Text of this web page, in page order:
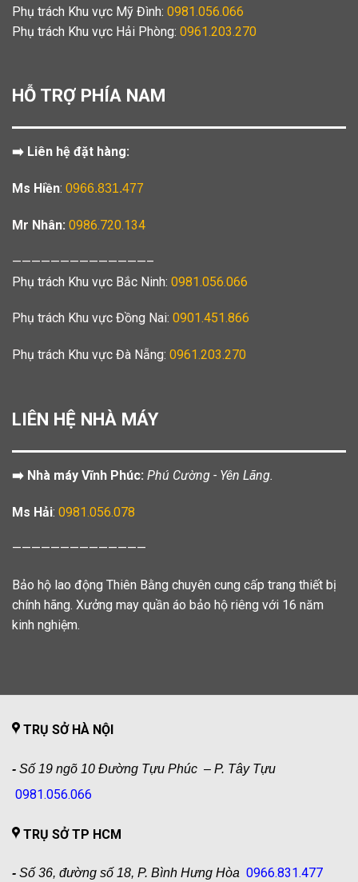
Phụ trách Khu vực Mỹ Đình: 0981.056.066
Phụ trách Khu vực Hải Phòng: 0961.203.270
HỖ TRỢ PHÍA NAM
➡️ Liên hệ đặt hàng:
Ms Hiền: 0966.831.477
Mr Nhân: 0986.720.134
——————————————–
Phụ trách Khu vực Bắc Ninh: 0981.056.066
Phụ trách Khu vực Đồng Nai: 0901.451.866
Phụ trách Khu vực Đà Nẵng: 0961.203.270
LIÊN HỆ NHÀ MÁY
➡️ Nhà máy Vĩnh Phúc: Phú Cường - Yên Lãng.
Ms Hải: 0981.056.078
——————————————
Bảo hộ lao động Thiên Bằng chuyên cung cấp trang thiết bị
chính hãng. Xưởng may quần áo bảo hộ riêng với 16 năm
kinh nghiệm.
TRỤ SỞ HÀ NỘI
- Số 19 ngõ 10 Đường Tựu Phúc – P. Tây Tựu
0981.056.066
TRỤ SỞ TP HCM
- Số 36, đường số 18, P. Bình Hưng Hòa 0966.831.477